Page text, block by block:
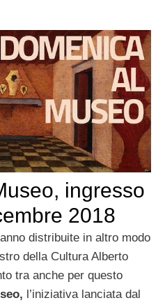
ingresso
2018
distribuite in altro modo
della Cultura Alberto
tra anche per questo
l’iniziativa lanciata dal